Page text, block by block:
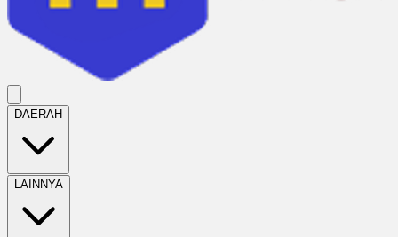
DAERAH
LAINNYA